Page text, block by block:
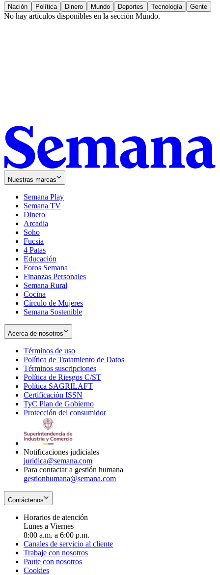
Nación Política Dinero Mundo Deportes Tecnología Gente
No hay artículos disponibles en la sección Mundo.
Nuestras marcas
Semana Play
Semana TV
Dinero
Arcadia
Soho
in
new
window
Fucsia
in
new
window
4 Patas
Educación
Foros Semana
Finanzas Personales
Semana Rural
Cocina
Círculo de Mujeres
Semana Sostenible
Acerca de nosotros
Términos de uso
in
new
window
Política de Tratamiento de Datos
Términos suscripciones
in
Política de Riesgos C/ST
Política SAGRILAFT
new
window
Certificación ISSN
in
new
TyC Plan de Gobierno
in
Protección del consumidorOpens
Notificaciones judiciales
juridica@semana.com
Para contactar a gestión humana
gestionhumana@semana.com
Contáctenos
Horarios de atención
Lunes a Viernes
8:00 a.m. a 6:00 p.m.
Canales de servicio al cliente
Trabaje con nosotros
Paute con nosotros
Cookies